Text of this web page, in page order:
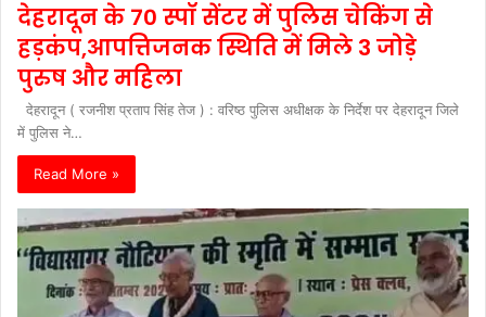
देहरादून के 70 स्पॉ सेंटर में पुलिस चेकिंग से
हड़कंप,आपत्तिजनक स्थिति में मिले 3 जोड़े
पुरुष और महिला
देहरादून ( रजनीश प्रताप सिंह तेज ) : वरिष्ठ पुलिस अधीक्षक के निर्देश पर देहरादून जिले
में पुलिस ने…
Read More »